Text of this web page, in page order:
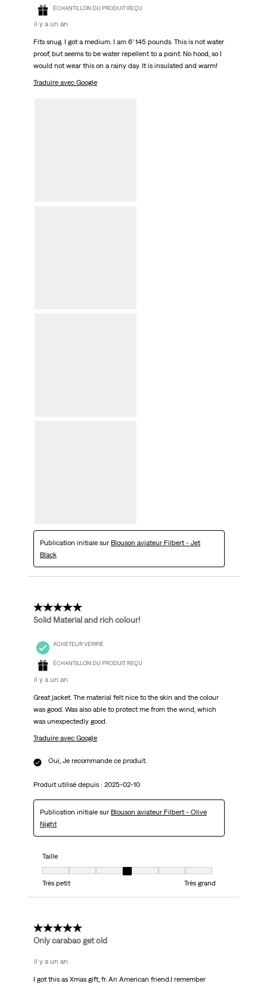
ÉCHANTILLON DU PRODUIT REÇU
il y a un an
Fits snug. I got a medium. I am 6’ 145 pounds. This is not water
proof, but seems to be water repellent to a point. No hood, so I
would not wear this on a rainy day. It is insulated and warm!
Traduire avec Google
Publication initiale sur Blouson aviateur Filbert - Jet
Black
5 étoile(s) sur 5.
Solid Material and rich colour!
ACHETEUR VÉRIFIÉ
ÉCHANTILLON DU PRODUIT REÇU
il y a un an
Great jacket. The material felt nice to the skin and the colour
was good. Was also able to protect me from the wind, which
was unexpectedly good.
Traduire avec Google
Oui, Je recommande ce produit.
Produit utilisé depuis : 2025-02-10
Publication initiale sur Blouson aviateur Filbert - Olive
Night
Taille
Très petit
Très grand
5 étoile(s) sur 5.
Only carabao get old
il y a un an
I got this as Xmas gift, fr. An American friend.I remember